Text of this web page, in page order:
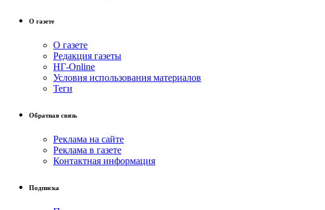
О газете
О газете
Редакция газеты
НГ-Online
Условия использования материалов
Теги
Обратная связь
Реклама на сайте
Реклама в газете
Контактная информация
Подписка